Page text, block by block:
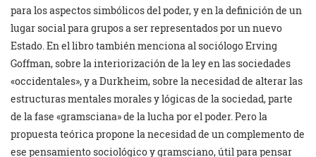
para los aspectos simbólicos del poder, y en la definición de un
lugar social para grupos a ser representados por un nuevo
Estado. En el libro también menciona al sociólogo Erving
Goffman, sobre la interiorización de la ley en las sociedades
«occidentales», y a Durkheim, sobre la necesidad de alterar las
estructuras mentales morales y lógicas de la sociedad, parte
de la fase «gramsciana» de la lucha por el poder. Pero la
propuesta teórica propone la necesidad de un complemento de
ese pensamiento sociológico y gramsciano, útil para pensar